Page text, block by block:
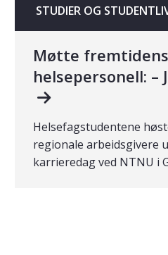
STUDIER OG
Møtte fremtidens
helsepersonell: –
Helsefagstudentene
regionale arbeidsgivere
karrieredag ved NTNU i